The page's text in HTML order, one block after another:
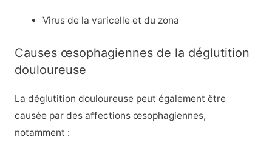
Virus de la varicelle et du zona
Causes œsophagiennes de la déglutition
douloureuse
La déglutition douloureuse peut également être
causée par des affections œsophagiennes,
notamment :